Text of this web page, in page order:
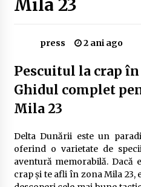
în România (2024)
2 ani ago
Cum să alegi firul de pescuit
crap: Ghid complet pentru pescari
Uloga lokalne
2 ani ago
Mila 23
press 2 ani ago
Pescuitul la crap
Ghidul complet
Mila 23
Delta Dunării este un
oferind o varietate de
aventură memorabilă. Dacă
crap și te afli în zona Mila